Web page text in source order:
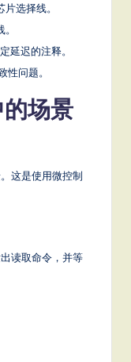
选择线。
延迟的注释。
性问题。
场景
这是使用微控制
读取命令，并等